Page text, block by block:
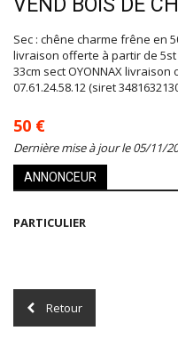
VEND BOIS DE
Sec : chêne charme frêne en
livraison offerte à partir de 5st
33cm sect OYONNAX
07.61.24.58.12 (siret
50 €
Dernière mise à jour le 05/11/
ANNONCEUR
PARTICULIER
Retour